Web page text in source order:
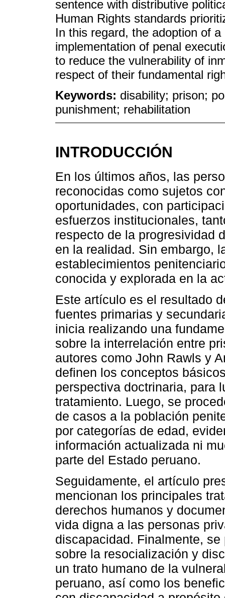
sentence with distributive
Human Rights standards
In this regard, the adoption of
implementation of penal
to reduce the vulnerability of
respect of their fundamental
Keywords: disability; prison;
punishment; rehabilitation
INTRODUCCIÓN
En los últimos años, las
reconocidas como sujetos
oportunidades, con
esfuerzos institucionales,
respecto de la progresividad
en la realidad. Sin embargo,
establecimientos
conocida y explorada en la
Este artículo es el resultado
fuentes primarias y
inicia realizando una
sobre la interrelación entre
autores como John Rawls y
definen los conceptos
perspectiva doctrinaria, para
tratamiento. Luego, se
de casos a la población
por categorías de edad,
información actualizada ni
parte del Estado peruano.
Seguidamente, el artículo
mencionan los principales
derechos humanos y
vida digna a las personas
discapacidad. Finalmente,
sobre la resocialización y
un trato humano de la
peruano, así como los